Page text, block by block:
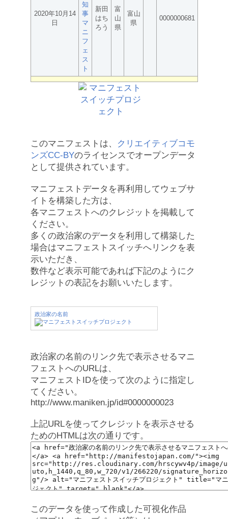
2020年10月14
日
知
事
マ
ニ
フ
ェ
ス
ト
新田
はち
ろう
富
山
県
富山
県
0000000681
このマニフェストは、
クリエイティブコモ
ンズCC-BYのライセンスでオープンデータ
として提供されています。
マニフェストデータを再利用してウェブサ
イトを構築した方は、
各マニフェストへのクレジットを掲載して
ください。
多くの政治家のデータを利用して構築した
場合はマニフェストスイッチへリンクを表
示いただき、
数件など表示可能であれば下記のようにク
レジットの表記をお願いいたします。
政治家の名前
政治家の名前のリンク先で表示させるマニ
フェストへのURLは、
マニフェストIDを使って次のように指定し
てください。
http://www.maniken.jp/id#0000000023
上記URLを使ってクレジットを表示させる
ためのHTMLは次の通りです。
このデータを使って作成した可視化作品